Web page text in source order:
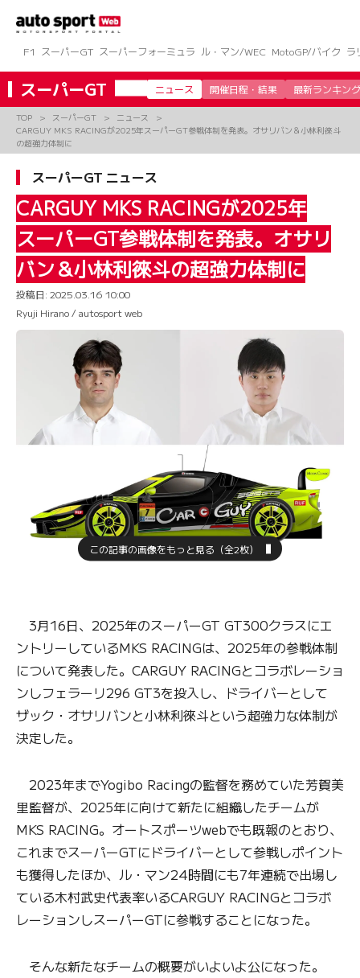
ツ
へ
ス
キ
F1 スーパーGT スーパーフォーミュラ ル・マン/WEC MotoGP/バイク ラ
スーパーGT ニュース 開催日程・結果 最新ランキング
TOP スーパーGT
ニュース
CARGUY MKS RACINGが2025年スーパーGT参戦体制を発表。オサリバン＆小林利徠斗
の超強力体制に
スーパーGT ニュース
CARGUY MKS RACINGが2025年
スーパーGT参戦体制を発表。オサリ
バン＆小林利徠斗の超強力体制に
投稿日: 2025.03.16 10:00
Ryuji Hirano / autosport web
この記事の画像をもっと見る（全2枚）
3月16日、2025年のスーパーGT GT300クラスにエ
ントリーしているMKS RACINGは、2025年の参戦体制
について発表した。CARGUY RACINGとコラボレーショ
ンしフェラーリ296 GT3を投入し、ドライバーとして
ザック・オサリバンと小林利徠斗という超強力な体制が
決定した。
2023年までYogibo Racingの監督を務めていた芳賀美
里監督が、2025年に向けて新たに組織したチームが
MKS RACING。オートスポーツwebでも既報のとおり、
これまでスーパーGTにドライバーとして参戦しポイント
も獲得したほか、ル・マン24時間にも7年連続で出場し
ている木村武史代表率いるCARGUY RACINGとコラボ
レーションしスーパーGTに参戦することになった。
そんな新たなチームの概要がいよいよ公になった。